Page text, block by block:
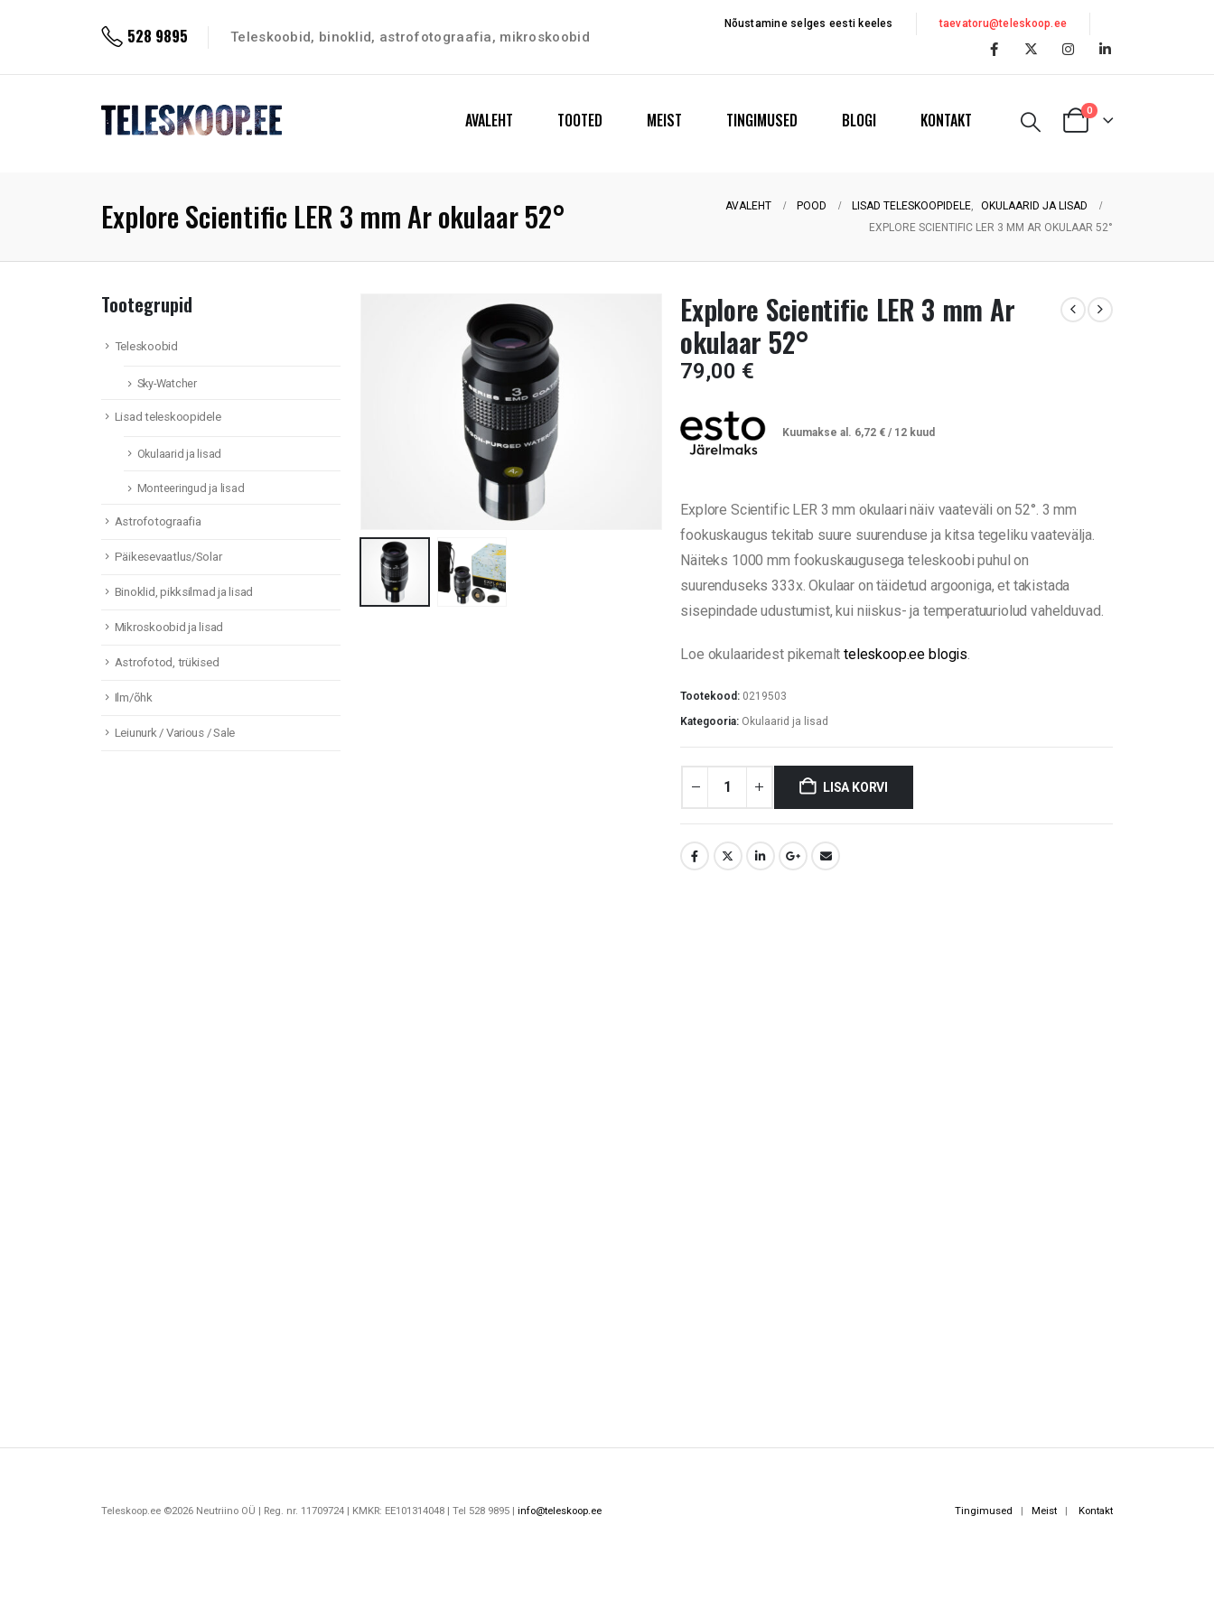
528 9895 Teleskoobid, binoklid, astrofotograafia, mikroskoobid
Nõustamine selges eesti keeles taevatoru@teleskoop.ee
AVALEHT TOOTED MEIST TINGIMUSED BLOGI KONTAKT 0
Explore Scientific LER 3 mm Ar okulaar 52° AVALEHT POOD LISAD TELESKOOPIDELE,
OKULAARID JA LISAD
EXPLORE SCIENTIFIC LER 3 MM AR OKULAAR 52°
Explore Scientific LER 3 mm Ar
okulaar 52°
79,00 €
Kuumakse al. 6,72 € / 12 kuud
Explore Scientific LER 3 mm okulaari näiv vaateväli on 52°. 3 mm
fookuskaugus tekitab suure suurenduse ja kitsa tegeliku vaatevälja.
Näiteks 1000 mm fookuskaugusega teleskoobi puhul on
suurenduseks 333x. Okulaar on täidetud argooniga, et takistada
sisepindade udustumist, kui niiskus- ja temperatuuriolud vahelduvad.
Loe okulaaridest pikemaltteleskoop.ee blogis.
Tootekood: 0219503
Kategooria: Okulaarid ja lisad
LISA KORVI
Tootegrupid
Teleskoobid
Sky-Watcher
Lisad teleskoopidele
Okulaarid ja lisad
Monteeringud ja lisad
Astrofotograafia
Päikesevaatlus/Solar
Binoklid, pikksilmad ja lisad
Mikroskoobid ja lisad
Astrofotod, trükised
Ilm/õhk
Leiunurk / Various / Sale
Teleskoop.ee ©2026 Neutriino OÜ | Reg. nr. 11709724 | KMKR: EE101314048 | Tel 528 9895 | info@teleskoop.ee Tingimused | Meist | Kontakt